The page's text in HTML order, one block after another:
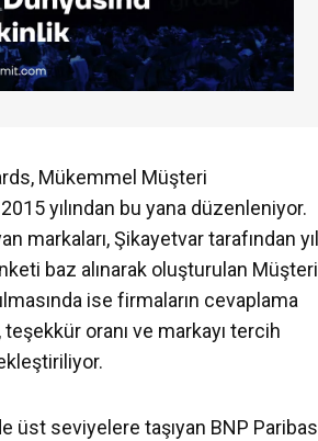
Mükemmel Müşteri
yılından bu yana düzenleniyor.
markaları, Şikayetvar tarafından yıl
baz alınarak oluşturulan Müşteri
ise firmaların cevaplama
teşekkür oranı ve markayı tercih
üst seviyelere taşıyan BNP Paribas